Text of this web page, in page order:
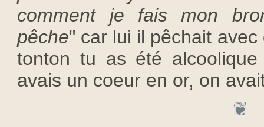
comment je fais mon
pêche" car lui il pêchait
tonton tu as été
avais un coeur en or, on